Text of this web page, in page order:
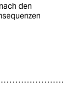
den